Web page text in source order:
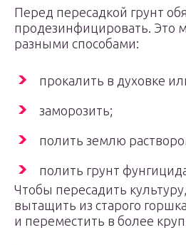
Перед пересадкой грунт
продезинфицировать. Это
разными способами:
прокалить в духовке
заморозить;
полить землю
полить грунт
Чтобы пересадить
вытащить из старого
и переместить в более